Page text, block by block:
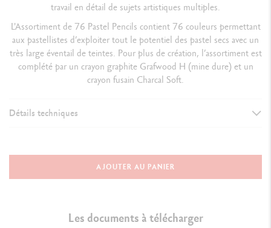
travail en détail de sujets artistiques multiples.
L'Assortiment de 76 Pastel Pencils contient 76 couleurs permettant
aux pastellistes d’exploiter tout le potentiel des pastel secs avec un
très large éventail de teintes. Pour plus de création, l’assortiment est
complété par un crayon graphite Grafwood H (mine dure) et un
crayon fusain Charcal Soft.
Détails techniques
au cutter
mine, vernis incolore
AJOUTER AU PANIER
Les documents à télécharger